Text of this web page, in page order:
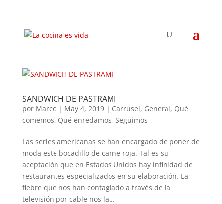
SANDWICH DE PASTRAMI
por Marco| May 4, 2019| Carrusel, General, Qué
comemos, Qué enredamos, Seguimos
Las series americanas se han encargado de poner de
moda este bocadillo de carne roja. Tal es su
aceptación que en Estados Unidos hay infinidad de
restaurantes especializados en su elaboración. La
fiebre que nos han contagiado a través de la
televisión por cable nos la...